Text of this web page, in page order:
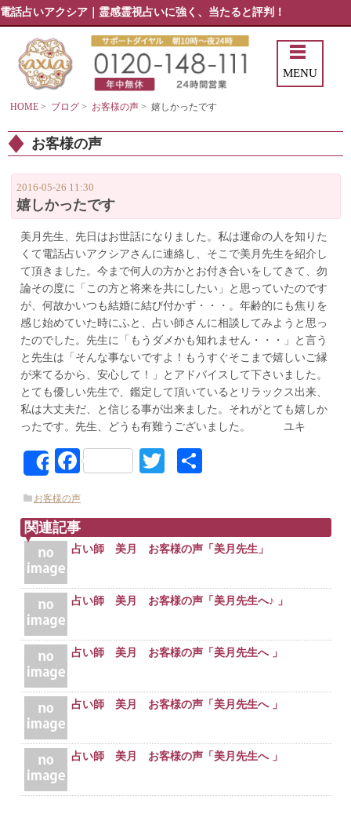
電話占いアクシア｜霊感霊視占いに強く、当たると評判！
MENU
HOME > ブログ > お客様の声 > 嬉しかったです
お客様の声
2016-05-26 11:30
嬉しかったです
美月先生、先日はお世話になりました。私は運命の人を知りた
くて電話占いアクシアさんに連絡し、そこで美月先生を紹介し
て頂きました。今まで何人の方かとお付き合いをしてきて、勿
論その度に「この方と将来を共にしたい」と思っていたのです
が、何故かいつも結婚に結び付かず・・・。年齢的にも焦りを
感じ始めていた時にふと、占い師さんに相談してみようと思っ
たのでした。先生に「もうダメかも知れません・・・」と言う
と先生は「そんな事ないですよ！もうすぐそこまで嬉しいご縁
が来てるから、安心して！」とアドバイスして下さいました。
とても優しい先生で、鑑定して頂いているとリラックス出来、
私は大丈夫だ、と信じる事が出来ました。それがとても嬉しか
ったです。先生、どうも有難うございました。 ユキ
ShareFacebook Twitter
お客様の声
関連記事
占い師 美月 お客様の声「美月先生」
占い師 美月 お客様の声「美月先生へ♪ 」
占い師 美月 お客様の声「美月先生へ 」
占い師 美月 お客様の声「美月先生へ 」
占い師 美月 お客様の声「美月先生へ 」